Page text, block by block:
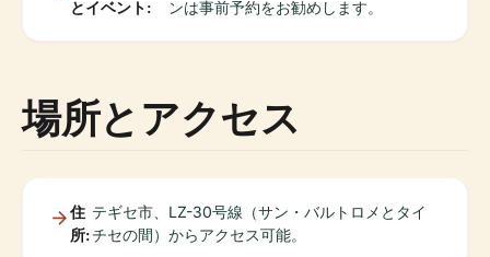
とイベント:
ンは事前予約をお勧めします。
場所とアクセス
住
所:
テギセ市、LZ-30号線（サン・バルトロメとタイ
チセの間）からアクセス可能。